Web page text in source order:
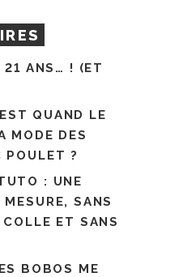
21 ANS… ! (ET
QUAND LE
MODE DES
POULET ?
: UNE
MESURE, SANS
ET SANS
BOBOS ME